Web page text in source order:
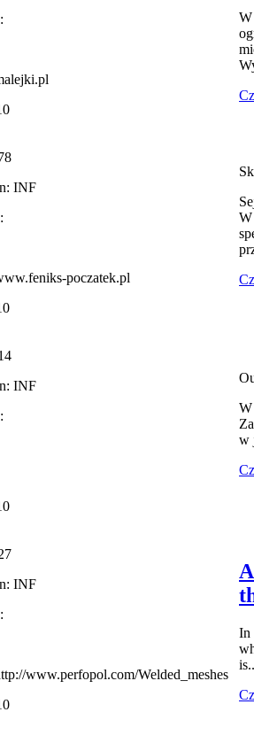
W
INF
poczatek.pl
W
INF
W
w
INF
www.perfopol.com/Welded_meshes
In